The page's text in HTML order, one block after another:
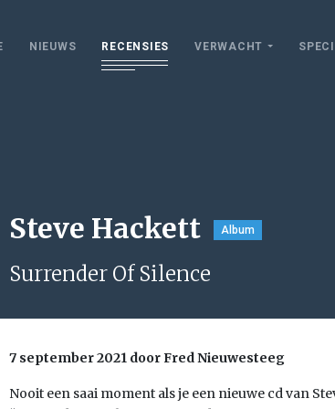
NIEUWS RECENSIES VERWACHT
Steve Hackett Album
Surrender Of Silence
7 september 2021 door Fred Nieuwesteeg
Nooit een saai moment als je een nieuwe cd van